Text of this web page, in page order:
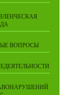
ВОПРОСЫ